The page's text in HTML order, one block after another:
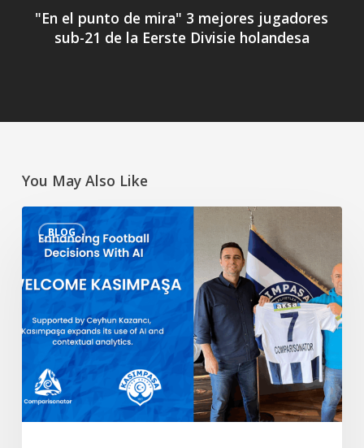
"En el punto de mira" 3 mejores jugadores
sub-21 de la Eerste Divisie holandesa
You May Also Like
BLOG
Mejorar
las
decisiones
futbolísticas
Welcome
Kasımpaşa